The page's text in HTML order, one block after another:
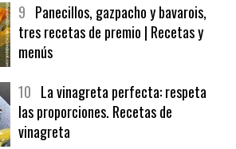
9 Panecillos, gazpacho y bavarois,
tres recetas de premio | Recetas y
menús
10 La vinagreta perfecta: respeta
las proporciones. Recetas de
vinagreta